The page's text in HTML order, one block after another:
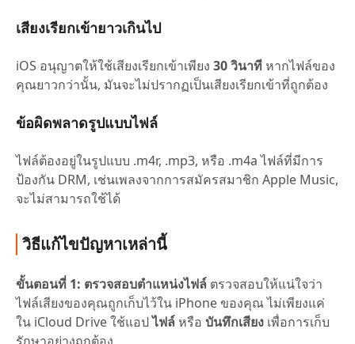
เสียงเรียกเข้ายาวเกินไป
iOS อนุญาตให้ใช้เสียงเรียกเข้าเพียง 30 วินาที หากไฟล์ของ
คุณยาวกว่านั้น, มันจะไม่ปรากฏเป็นเสียงเรียกเข้าที่ถูกต้อง
ข้อผิดพลาดรูปแบบไฟล์
ไฟล์ต้องอยู่ในรูปแบบ .m4r, .mp3, หรือ .m4a ไฟล์ที่มีการ
ป้องกัน DRM, เช่นเพลงจากการสมัครสมาชิก Apple Music,
จะไม่สามารถใช้ได้
วิธีแก้ไขปัญหาเหล่านี้
ขั้นตอนที่ 1: ตรวจสอบตำแหน่งไฟล์ ตรวจสอบให้แน่ใจว่า
ไฟล์เสียงของคุณถูกเก็บไว้ใน iPhone ของคุณ ไม่เพียงแค่
ใน iCloud Drive ใช้แอปไฟล์ หรือ บันทึกเสียง เพื่อการเก็บ
รักษาอย่างถูกต้อง